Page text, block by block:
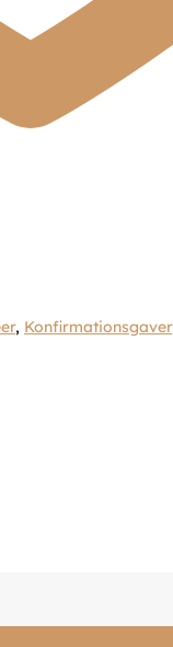
, Konfirmationsgaver